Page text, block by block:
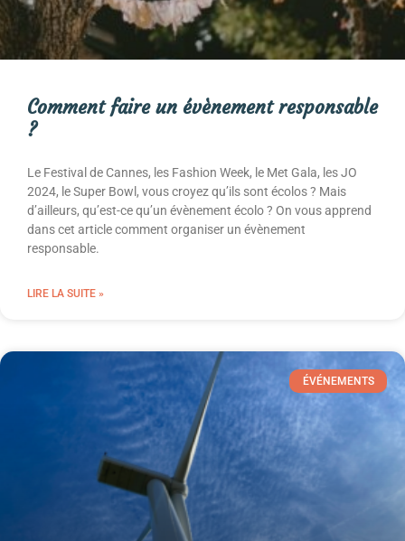
Comment faire un évènement responsable
?
Le Festival de Cannes, les Fashion Week, le Met Gala, les JO
2024, le Super Bowl, vous croyez qu’ils sont écolos ? Mais
d’ailleurs, qu’est-ce qu’un évènement écolo ? On vous apprend
dans cet article comment organiser un évènement
responsable.
LIRE LA SUITE »
ÉVÉNEMENTS